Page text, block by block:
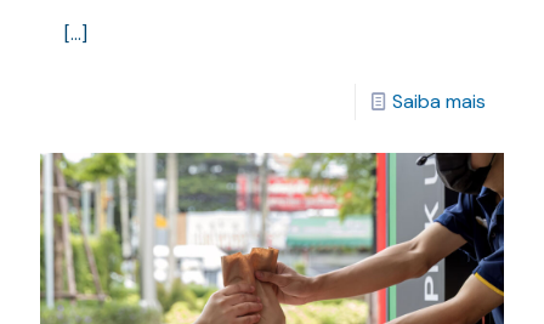
[…]
Saiba mais